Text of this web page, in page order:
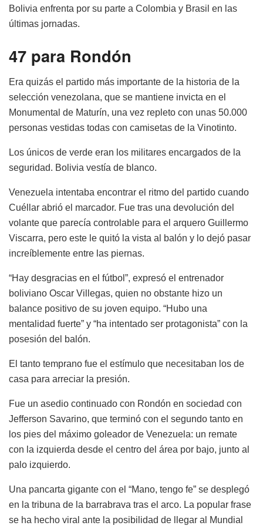
Bolivia enfrenta por su parte a Colombia y Brasil en las
últimas jornadas.
47 para Rondón
Era quizás el partido más importante de la historia de la
selección venezolana, que se mantiene invicta en el
Monumental de Maturín, una vez repleto con unas 50.000
personas vestidas todas con camisetas de la Vinotinto.
Los únicos de verde eran los militares encargados de la
seguridad. Bolivia vestía de blanco.
Venezuela intentaba encontrar el ritmo del partido cuando
Cuéllar abrió el marcador. Fue tras una devolución del
volante que parecía controlable para el arquero Guillermo
Viscarra, pero este le quitó la vista al balón y lo dejó pasar
increíblemente entre las piernas.
“Hay desgracias en el fútbol”, expresó el entrenador
boliviano Oscar Villegas, quien no obstante hizo un
balance positivo de su joven equipo. “Hubo una
mentalidad fuerte” y “ha intentado ser protagonista” con la
posesión del balón.
El tanto temprano fue el estímulo que necesitaban los de
casa para arreciar la presión.
Fue un asedio continuado con Rondón en sociedad con
Jefferson Savarino, que terminó con el segundo tanto en
los pies del máximo goleador de Venezuela: un remate
con la izquierda desde el centro del área por bajo, junto al
palo izquierdo.
Una pancarta gigante con el “Mano, tengo fe” se desplegó
en la tribuna de la barrabrava tras el arco. La popular frase
se ha hecho viral ante la posibilidad de llegar al Mundial